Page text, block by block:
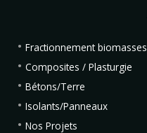
Fractionnement biomasses
Composites / Plasturgie
Bétons/Terre
Isolants/Panneaux
Nos Projets